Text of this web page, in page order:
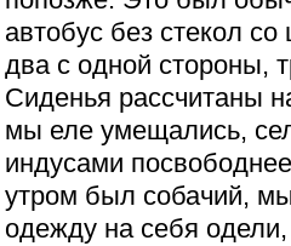
автобус без стекол
два с одной стороны,
Сиденья рассчитаны
мы еле умещались,
индусами
утром был собачий,
одежду на себя